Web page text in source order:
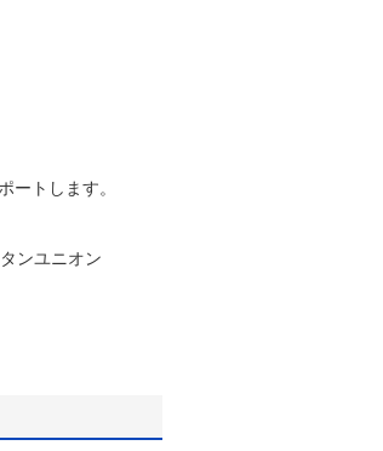
ートします。
ンユニオン